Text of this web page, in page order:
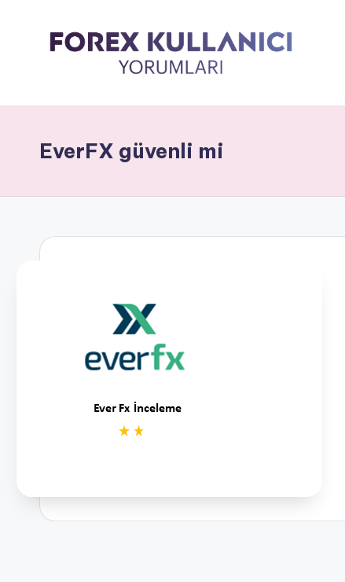
EverFX güvenli mi